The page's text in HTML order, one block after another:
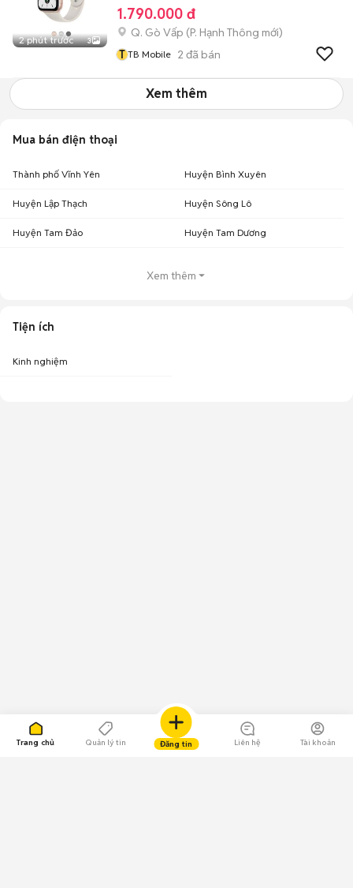
Trang chủ Quản lý tin Đăng tin Liên hệ Tài khoản
2 phút trước 3
1.790.000 đ
Q. Gò Vấp (P. Hạnh Thông mới)
T TB Mobile 2 đã bán
Xem thêm
Mua bán điện thoại
Thành phố Vĩnh Yên Huyện Bình Xuyên
Huyện Lập Thạch Huyện Sông Lô
Huyện Tam Đảo Huyện Tam Dương
Xem thêm
Tiện ích
Kinh nghiệm